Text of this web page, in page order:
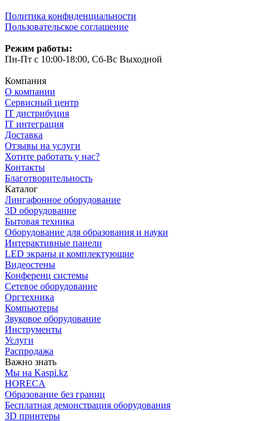
Политика конфиденциальности
Пользовательское соглашение
Режим работы:
Пн-Пт с 10:00-18:00, Сб-Вс Выходной
Компания
О компании
Сервисный центр
IT дистрибуция
IT интеграция
Доставка
Отзывы на услуги
Хотите работать у нас?
Контакты
Благотворительность
Каталог
Лингафонное оборудование
3D оборудование
Бытовая техника
Оборудование для образования и науки
Интерактивные панели
LED экраны и комплектующие
Видеостены
Конференц системы
Сетевое оборудование
Оргтехника
Компьютеры
Звуковое оборудование
Инструменты
Услуги
Распродажа
Важно знать
Мы на Kaspi.kz
HORECA
Образование без границ
Бесплатная демонстрация оборудования
3D принтеры